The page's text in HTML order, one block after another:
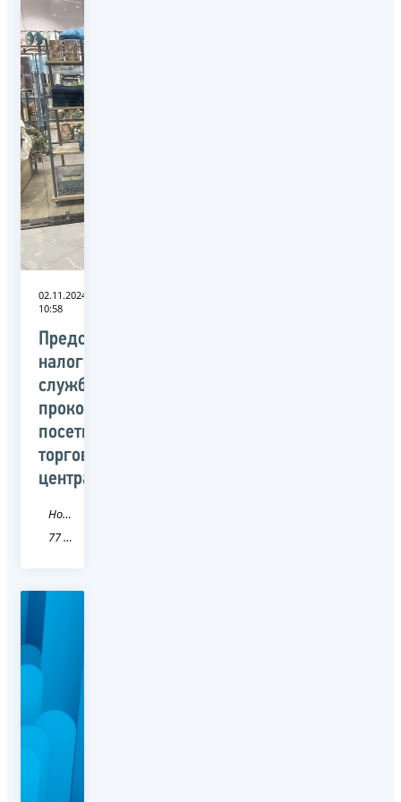
02.11.2024
10:58
Представители
налоговой
службы
проконсультировали
посетителей
торгового
центра
Новость
77 город Москва